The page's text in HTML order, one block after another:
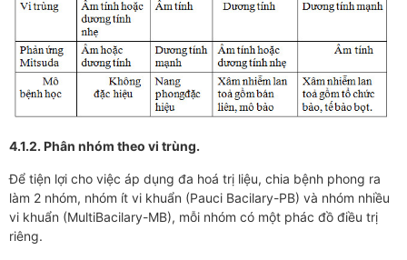
4.1.2. Phân nhóm theo vi trùng.
Để tiện lợi cho việc áp dụng đa hoá trị liệu, chia bệnh phong ra
làm 2 nhóm, nhóm ít vi khuẩn (Pauci Bacilary-PB) và nhóm nhiều
vi khuẩn (MultiBacilary-MB), mỗi nhóm có một phác đồ điều trị
riêng.